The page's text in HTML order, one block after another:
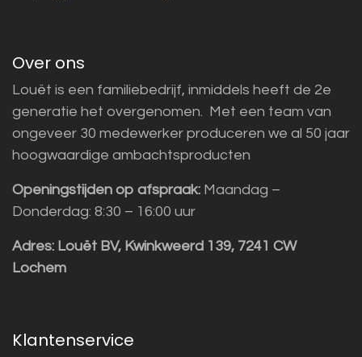
Over ons
Louët is een familiebedrijf, inmiddels heeft de 2e
generatie het overgenomen. Met een team van
ongeveer 30 medewerker produceren we al 50 jaar
hoogwaardige ambachtsproducten
Openingstijden op afspraak: Maandag –
Donderdag: 8:30 – 16:00 uur
Adres: Louët BV, Kwinkweerd 139, 7241 CW
Lochem
Klantenservice